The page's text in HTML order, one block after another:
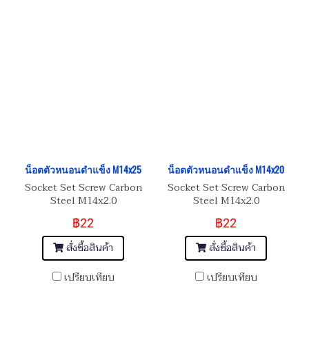
น็อตตัวหนอนดำแข็ง M14x25
Socket Set Screw Carbon
Steel M14x2.0
฿22
สั่งซื้อสินค้า
เปรียบเทียบ
น็อตตัวหนอนดำแข็ง M14x20
Socket Set Screw Carbon
Steel M14x2.0
฿22
สั่งซื้อสินค้า
เปรียบเทียบ